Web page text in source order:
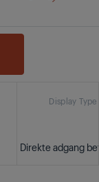
Display Type
Direkte adgang